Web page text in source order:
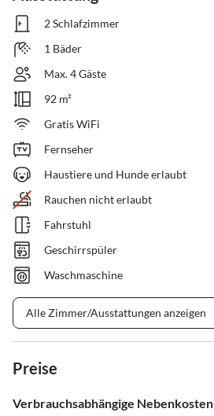
2 Schlafzimmer
1 Bäder
Max. 4 Gäste
92 m²
Gratis WiFi
Fernseher
Haustiere und Hunde erlaubt
Rauchen nicht erlaubt
Fahrstuhl
Geschirrspüler
Waschmaschine
Alle Zimmer/Ausstattungen anzeigen
Preise
Verbrauchsabhängige Nebenkosten